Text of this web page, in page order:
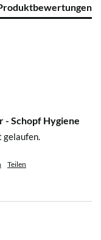
- Schopf Hygiene
gelaufen.
Teilen